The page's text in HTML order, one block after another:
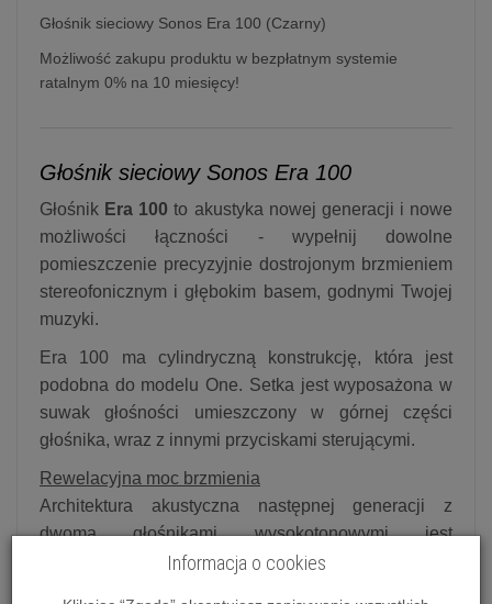
Głośnik sieciowy Sonos Era 100 (Czarny)
Możliwość zakupu produktu w bezpłatnym systemie
ratalnym 0% na 10 miesięcy!
Głośnik sieciowy Sonos Era 100
Głośnik Era 100 to akustyka nowej generacji i nowe
możliwości łączności - wypełnij dowolne
pomieszczenie precyzyjnie dostrojonym brzmieniem
stereofonicznym i głębokim basem, godnymi Twojej
muzyki.
Era 100 ma cylindryczną konstrukcję, która jest
podobna do modelu One. Setka jest wyposażona w
suwak głośności umieszczony w górnej części
głośnika, wraz z innymi przyciskami sterującymi.
Rewelacyjna moc brzmienia
Architektura akustyczna następnej generacji z
dwoma głośnikami wysokotonowymi jest
obsługiwana przez procesor, szybszy o 47%, który
Informacja o cookies